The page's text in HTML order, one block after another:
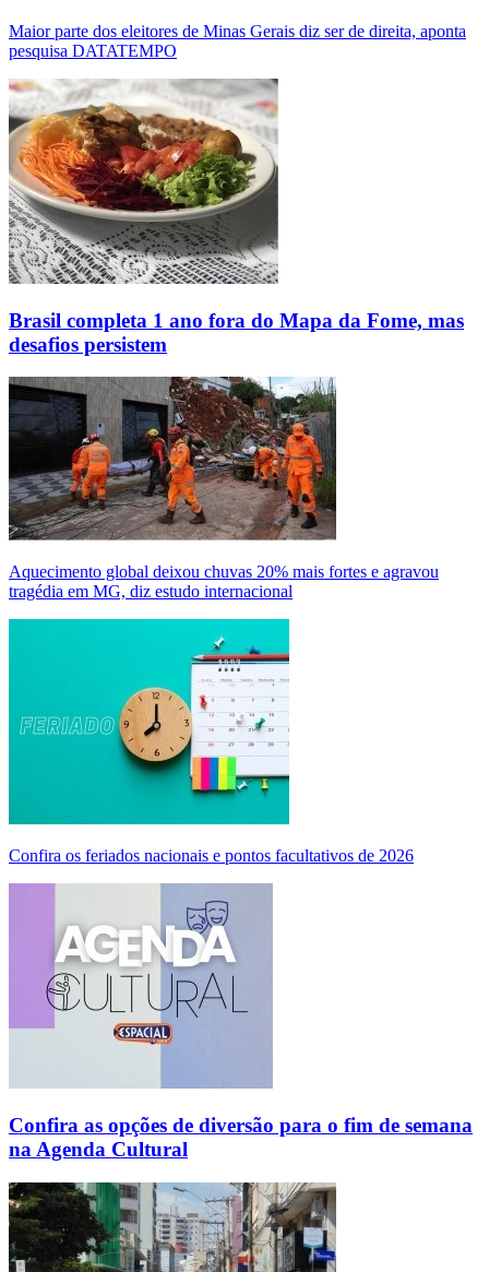
Maior parte dos eleitores de Minas Gerais diz ser de direita, aponta
pesquisa DATATEMPO
Brasil completa 1 ano fora do Mapa da Fome, mas
desafios persistem
Aquecimento global deixou chuvas 20% mais fortes e agravou
tragédia em MG, diz estudo internacional
Confira os feriados nacionais e pontos facultativos de 2026
Confira as opções de diversão para o fim de semana
na Agenda Cultural